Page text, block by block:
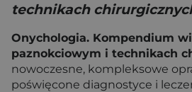
technikach
Onychologia. Kompendium
paznokciowym i technikach
nowoczesne, kompleksowe
poświęcone diagnostyce i